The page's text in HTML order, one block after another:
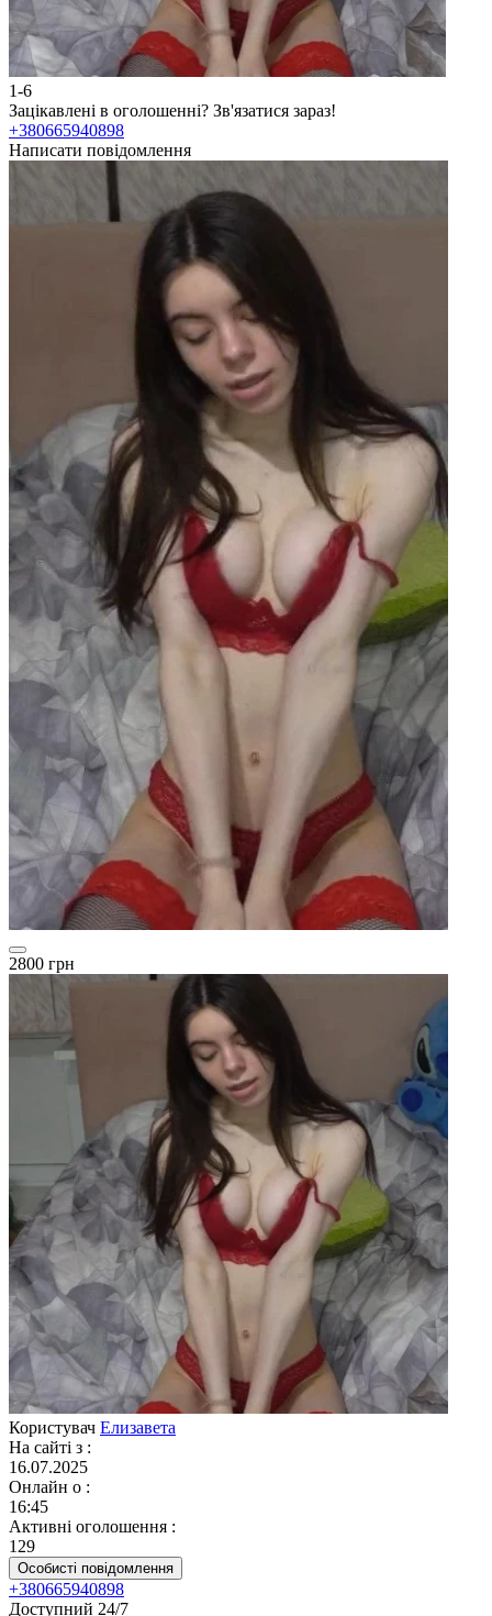
1-6
Зацікавлені в оголошенні? Зв'язатися зараз!
+380665940898
Написати повідомлення
2800 грн
Користувач Елизавета
На сайті з :
16.07.2025
Онлайн о :
16:45
Активні оголошення :
129
Особисті повідомлення
+380665940898
Доступний 24/7